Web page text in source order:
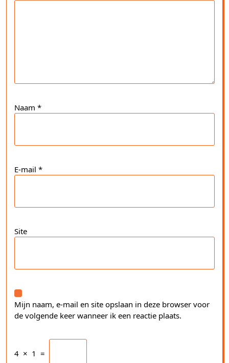
Naam *
E-mail *
Site
Mijn naam, e-mail en site opslaan in deze browser voor
de volgende keer wanneer ik een reactie plaats.
4 × 1 =